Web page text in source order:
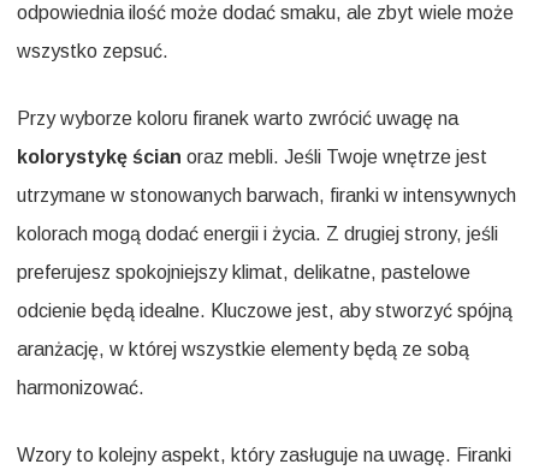
odpowiednia ilość może dodać smaku, ale zbyt wiele może
wszystko zepsuć.
Przy wyborze koloru firanek warto zwrócić uwagę na
kolorystykę ścian oraz mebli. Jeśli Twoje wnętrze jest
utrzymane w stonowanych barwach, firanki w intensywnych
kolorach mogą dodać energii i życia. Z drugiej strony, jeśli
preferujesz spokojniejszy klimat, delikatne, pastelowe
odcienie będą idealne. Kluczowe jest, aby stworzyć spójną
aranżację, w której wszystkie elementy będą ze sobą
harmonizować.
Wzory to kolejny aspekt, który zasługuje na uwagę. Firanki